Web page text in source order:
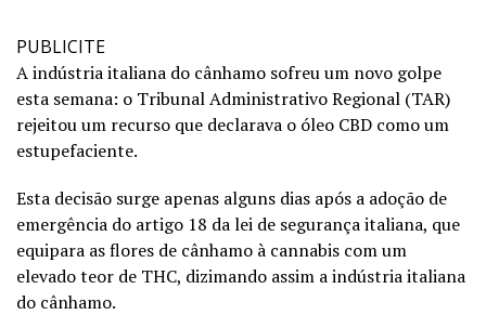
PUBLICITE
A indústria italiana do cânhamo sofreu um novo golpe
esta semana: o Tribunal Administrativo Regional (TAR)
rejeitou um recurso que declarava o óleo CBD como um
estupefaciente.
Esta decisão surge apenas alguns dias após a adoção de
emergência do artigo 18 da lei de segurança italiana, que
equipara as flores de cânhamo à cannabis com um
elevado teor de THC, dizimando assim a indústria italiana
do cânhamo.